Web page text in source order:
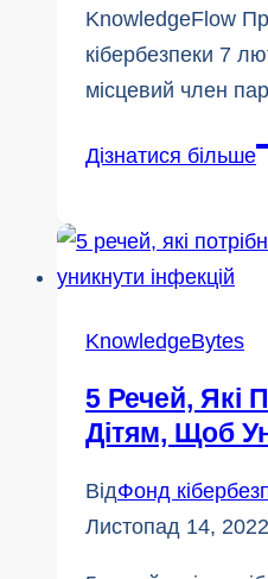
KnowledgeFlow
кібербезпеки 7
місцевий член
Дізнатися більше
#
KnowledgeBytes
5 Речей, Які
Дітям, Щоб
ВідФонд
Листопад 14, 2022